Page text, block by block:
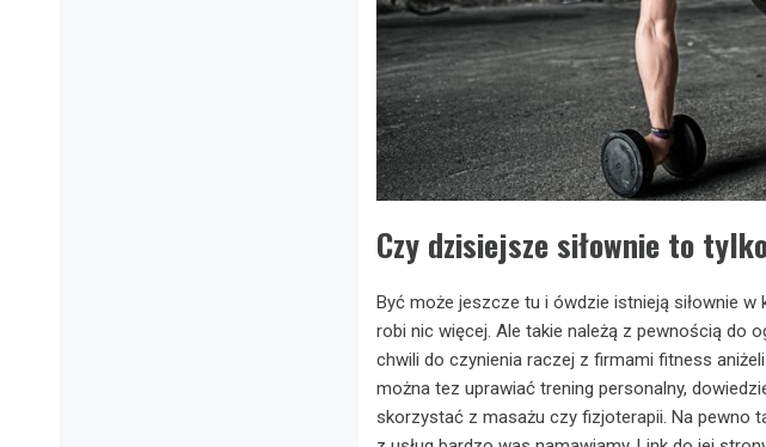
Czy dzisiejsze siłownie to
Być może jeszcze tu i ówdzie istnieją siłownie
robi nic więcej. Ale takie należą z pewnością do
chwili do czynienia raczej z firmami fitness
można tez uprawiać trening personalny,
skorzystać z masażu czy fizjoterapii. Na pewno